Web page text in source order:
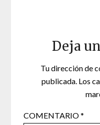
Deja
Tu dirección de
publicada. Los
COMENTARIO*